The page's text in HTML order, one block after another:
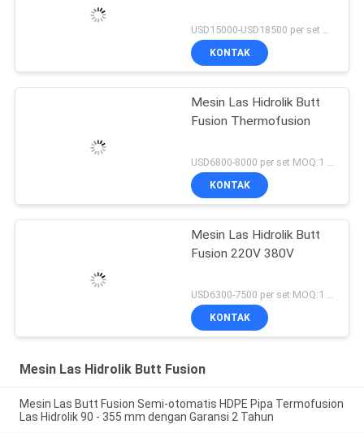
USD15000-USD18500 per set MOQ:1 set
KONTAK
Mesin Las Hidrolik Butt
Fusion Thermofusion
USD6800-8000 per set MOQ:1 set
KONTAK
Mesin Las Hidrolik Butt
Fusion 220V 380V
KONTAK
Mesin Las Hidrolik Butt Fusion
Mesin Las Butt Fusion Semi-otomatis HDPE Pipa Termofusion
Las Hidrolik 90 - 355 mm dengan Garansi 2 Tahun